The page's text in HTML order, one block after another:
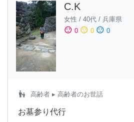
C.K
女性 / 40代 / 兵庫県
sentiment_satisfied 0 sentiment_neutral 0 sentiment_dissatisfied 0
escalator_warning 高齢者 ▸ 高齢者のお世話
お墓参り代行